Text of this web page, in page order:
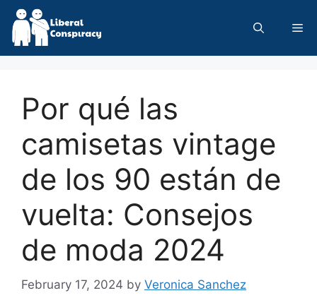
Skip
content
Por qué las
camisetas vintage
de los 90 están de
vuelta: Consejos
de moda 2024
February 17, 2024 by Veronica Sanchez